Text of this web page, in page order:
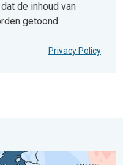
van YouTube zal aan
de inhoud van
getoond.
Privacy Policy
Europa. . .